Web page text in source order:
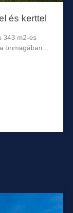
és kerttel
343 m2-es
önmagában...